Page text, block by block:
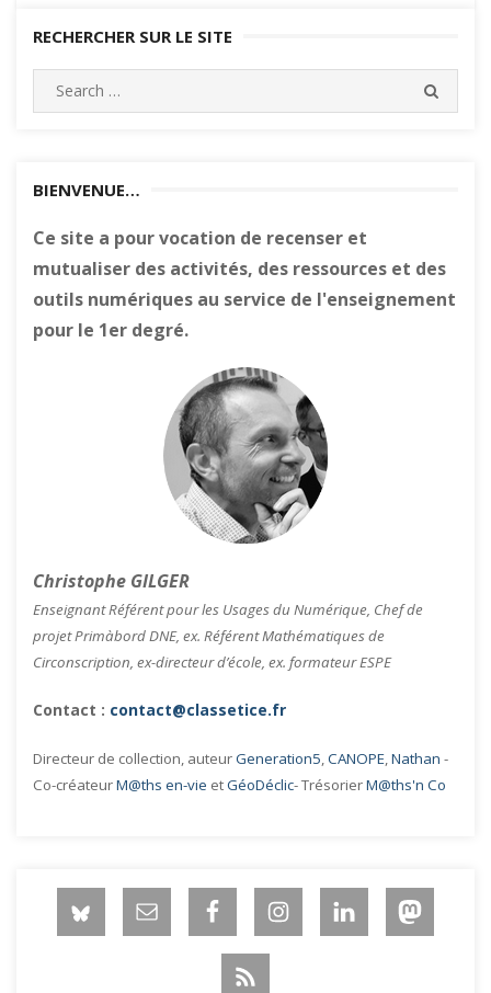
RECHERCHER SUR LE SITE
BIENVENUE…
Ce site a pour vocation de recenser et
mutualiser des activités, des ressources et des
outils numériques au service de l'enseignement
pour le 1er degré.
Christophe GILGER
Enseignant Référent pour les Usages du Numérique, Chef de
projet Primàbord DNE, ex. Référent Mathématiques de
Circonscription, ex-directeur d’école, ex. formateur ESPE
Contact : contact@classetice.fr
Directeur de collection, auteurGeneration5 CANOPE Nathan -
Co-créateurM@ths en-vie etGéoDéclic- TrésorierM@ths'n Co